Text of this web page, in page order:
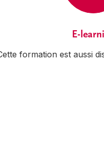
E-
formation est aussi